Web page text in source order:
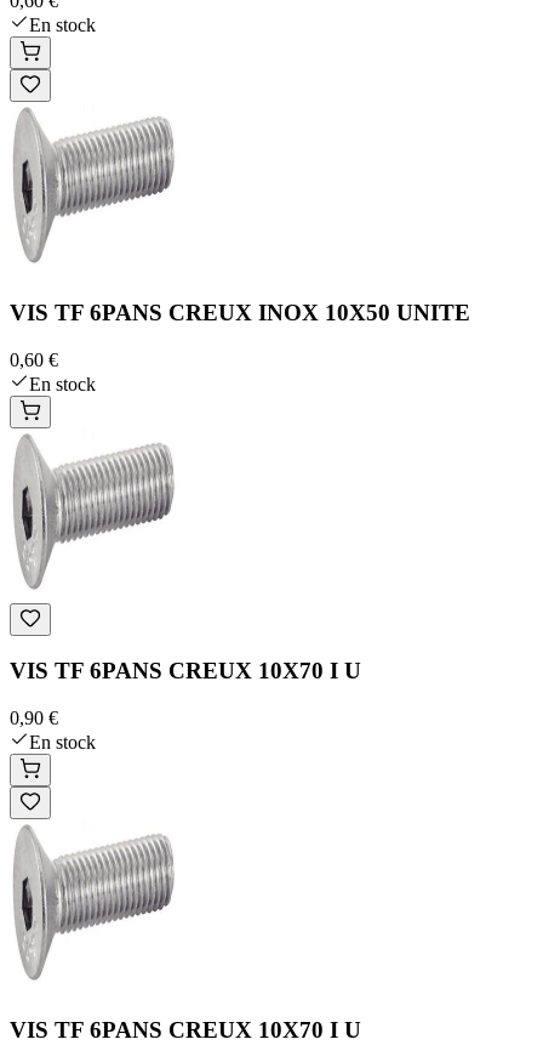
En stock
VIS TF 6PANS CREUX INOX 10X50 UNITE
0,60 €
En stock
VIS TF 6PANS CREUX 10X70 I U
0,90 €
En stock
VIS TF 6PANS CREUX 10X70 I U